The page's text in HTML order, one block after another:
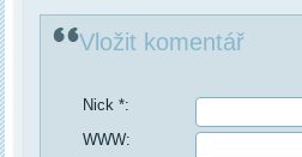
Vložit komentář
Nick *:
WWW: